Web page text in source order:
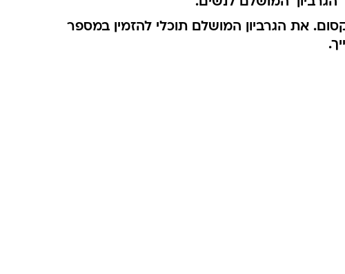
את הגרביון המושלם תוכלי להזמין במספר